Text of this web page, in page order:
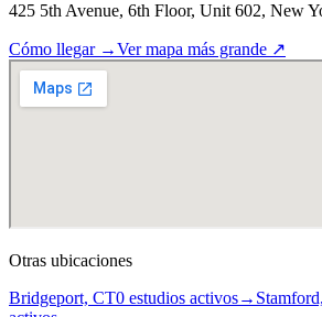
425 5th Avenue, 6th Floor, Unit 602, New
Cómo llegar→Ver mapa más grande ↗
Otras ubicaciones
Bridgeport, CT0 estudios activos→